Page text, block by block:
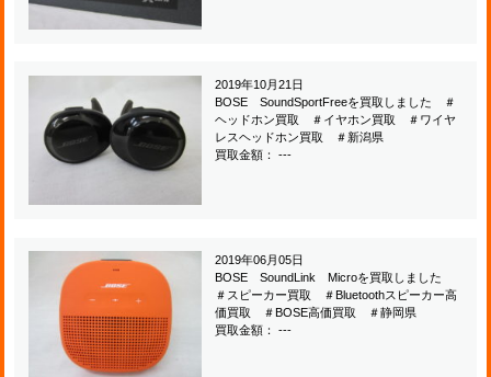
2019年10月21日
BOSE SoundSportFreeを買取しました ＃
ヘッドホン買取 ＃イヤホン買取 ＃ワイヤ
レスヘッドホン買取 ＃新潟県
買取金額： ---
2019年06月05日
BOSE SoundLink Microを買取しました
＃スピーカー買取 ＃Bluetoothスピーカー高
価買取 ＃BOSE高価買取 ＃静岡県
買取金額： ---